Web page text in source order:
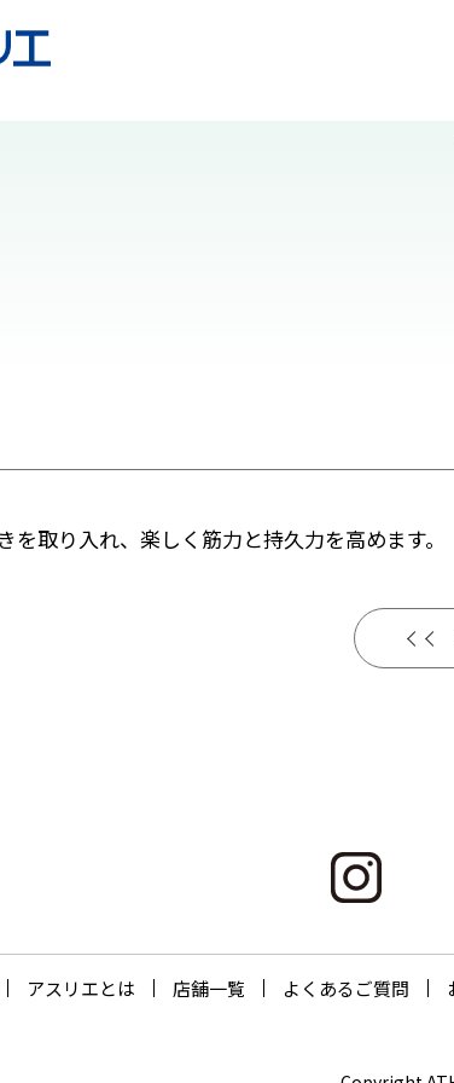
を取り入れ、楽しく筋力と持久力を高めます。
アスリエとは 店舗一覧 よくあるご質問